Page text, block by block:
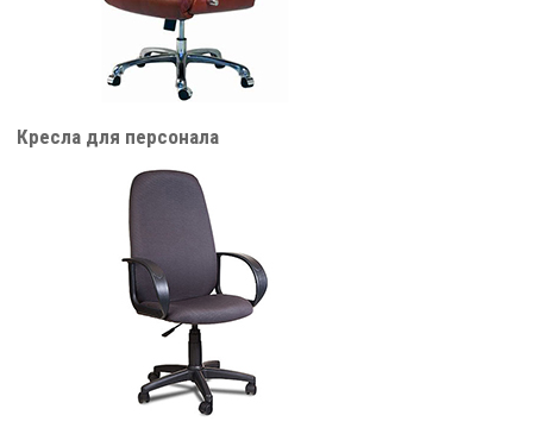
Кресла для персонала